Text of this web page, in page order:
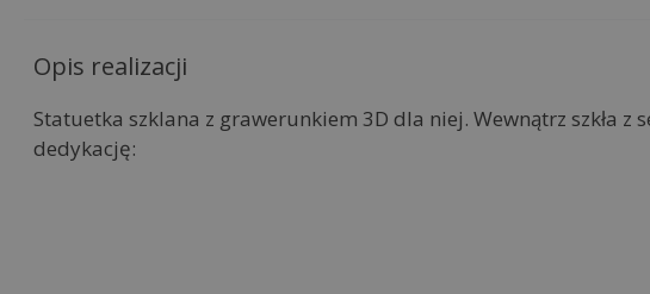
Opis realizacji
Statuetka szklana z grawerunkiem 3D dla niej. Wewnątrz szkła
dedykację: